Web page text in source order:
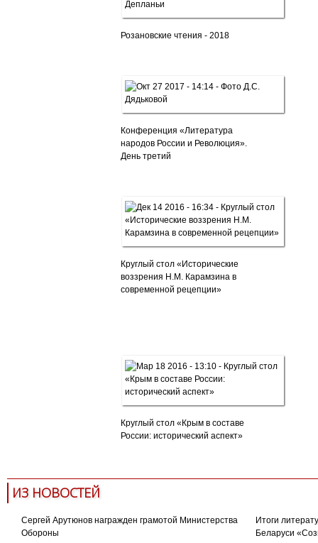
Розановские чтения - 2018
Конференция «Литература
народов России и Революция».
День третий
Круглый стол «Исторические
воззрения Н.М. Карамзина в
современной рецепции»
Круглый стол «Крым в составе
России: исторический аспект»
ИЗ НОВОСТЕЙ
Сергей Арутюнов награжден грамотой Министерства
Обороны
Итоги
Беларуси